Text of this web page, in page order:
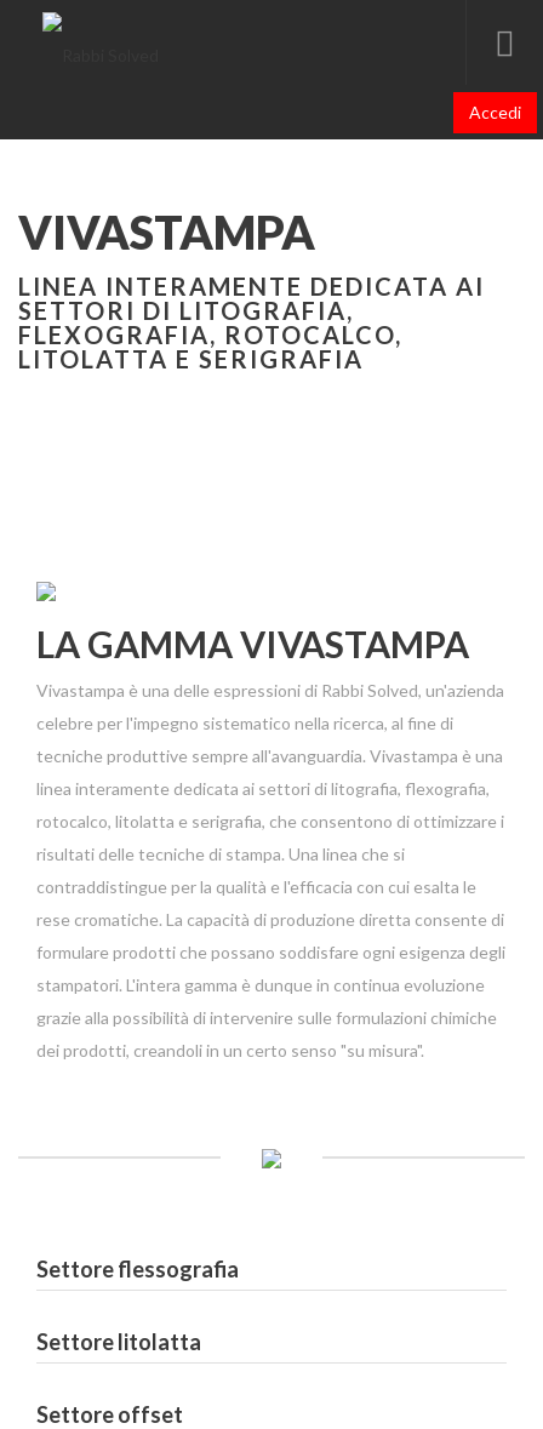
Accedi
VIVASTAMPA
LINEA INTERAMENTE DEDICATA AI
SETTORI DI LITOGRAFIA,
FLEXOGRAFIA, ROTOCALCO,
LITOLATTA E SERIGRAFIA
LA GAMMA VIVASTAMPA
Vivastampa è una delle espressioni di Rabbi Solved, un'azienda
celebre per l'impegno sistematico nella ricerca, al fine di
tecniche produttive sempre all'avanguardia. Vivastampa è una
linea interamente dedicata ai settori di litografia, flexografia,
rotocalco, litolatta e serigrafia, che consentono di ottimizzare i
risultati delle tecniche di stampa. Una linea che si
contraddistingue per la qualità e l'efficacia con cui esalta le
rese cromatiche. La capacità di produzione diretta consente di
formulare prodotti che possano soddisfare ogni esigenza degli
stampatori. L'intera gamma è dunque in continua evoluzione
grazie alla possibilità di intervenire sulle formulazioni chimiche
dei prodotti, creandoli in un certo senso "su misura".
Settore flessografia
Settore litolatta
Settore offset